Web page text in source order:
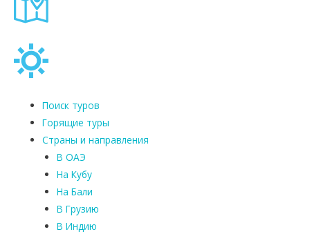
Поиск туров
Горящие туры
Страны и направления
В ОАЭ
На Кубу
На Бали
В Грузию
В Индию